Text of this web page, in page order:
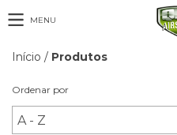
MENU
Início / Produtos
Ordenar por